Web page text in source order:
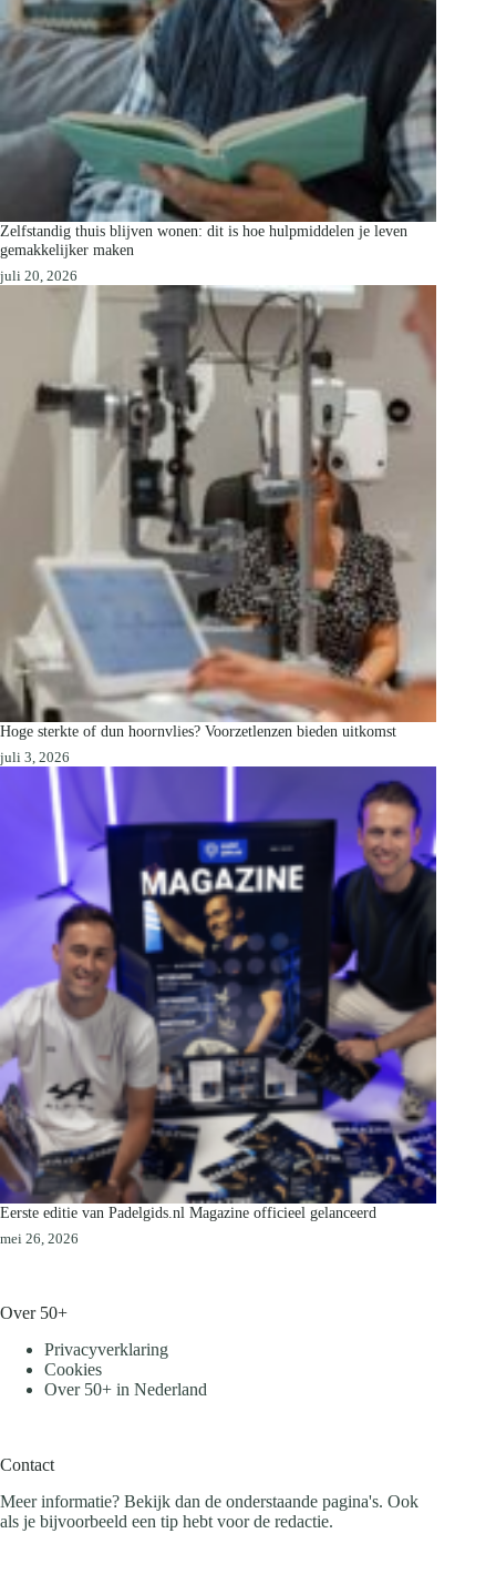
Zelfstandig thuis blijven wonen: dit is hoe hulpmiddelen je leven
gemakkelijker maken
juli 20, 2026
Hoge sterkte of dun hoornvlies? Voorzetlenzen bieden uitkomst
juli 3, 2026
Eerste editie van Padelgids.nl Magazine officieel gelanceerd
mei 26, 2026
Over 50+
Privacyverklaring
Cookies
Over 50+ in Nederland
Contact
Meer informatie? Bekijk dan de onderstaande pagina's. Ook
als je bijvoorbeeld een tip hebt voor de redactie.